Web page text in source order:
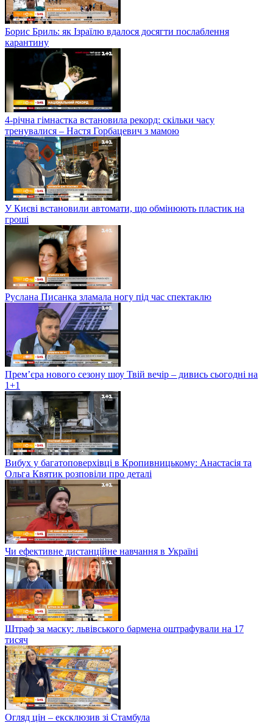
Борис Бриль: як Ізраїлю вдалося досягти послаблення
карантину
4-річна гімнастка встановила рекорд: скільки часу
тренувалися – Настя Горбацевич з мамою
У Києві встановили автомати, що обмінюють пластик на
гроші
Руслана Писанка зламала ногу під час спектаклю
Прем’єра нового сезону шоу Твій вечір – дивись сьогодні на
1+1
Вибух у багатоповерхівці в Кропивницькому: Анастасія та
Ольга Квятик розповіли про деталі
Чи ефективне дистанційне навчання в Україні
Штраф за маску: львівського бармена оштрафували на 17
тисяч
Огляд цін – ексклюзив зі Стамбула